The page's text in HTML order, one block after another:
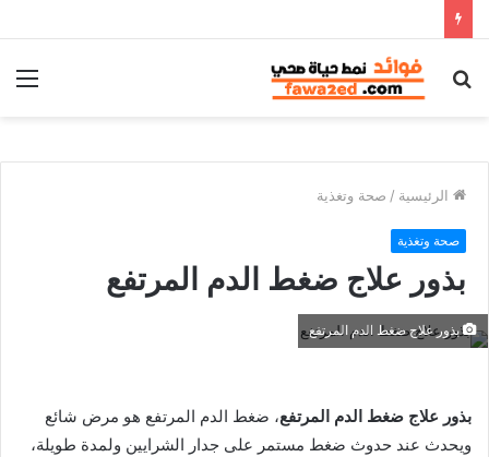
بحث
الرئيسية / صحة وتغذية
صحة وتغذية
بذور علاج ضغط الدم المرتفع
بذور علاج ضغط الدم المرتفع
بذور علاج ضغط الدم المرتفع، ضغط الدم المرتفع هو مرض شائع
ويحدث عند حدوث ضغط مستمر على جدار الشرايين ولمدة طويلة،